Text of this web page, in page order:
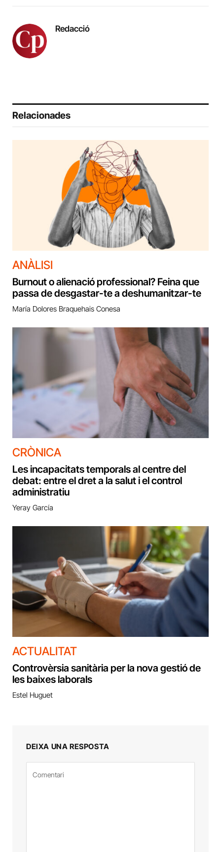
Redacció
Relacionades
ANÀLISI
Burnout o alienació professional? Feina que
passa de desgastar-te a deshumanitzar-te
María Dolores Braquehais Conesa
CRÒNICA
Les incapacitats temporals al centre del
debat: entre el dret a la salut i el control
administratiu
Yeray García
ACTUALITAT
Controvèrsia sanitària per la nova gestió de
les baixes laborals
Estel Huguet
DEIXA UNA RESPOSTA